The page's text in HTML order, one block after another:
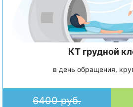
КТ грудной
в день обращения,
6400 руб.